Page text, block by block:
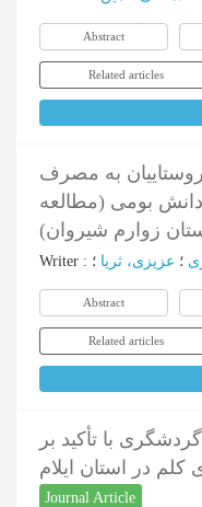
Abstract
Related articles
به مصرف
دانش بومی (مطالعه
Writer : ؛ عزیزی، ثریا ؛
Abstract
Related articles
با تأکید بر
در استان ایلام
Journal Article